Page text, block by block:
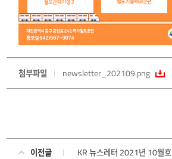
첨부파일 newsletter_202109.png
이전글 KR 뉴스레터 2021년 10월호